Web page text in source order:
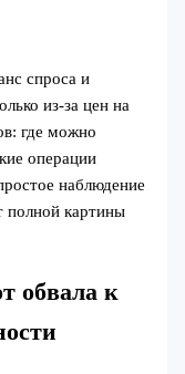
спроса и
из‑за цен на
где можно
операции
наблюдение
полной картины
обвала к